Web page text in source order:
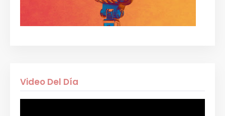
Video Del Día